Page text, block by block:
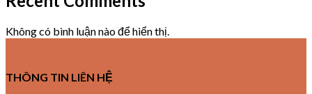
Không có bình luận nào để hiển thị.
THÔNG TIN LIÊN HỆ